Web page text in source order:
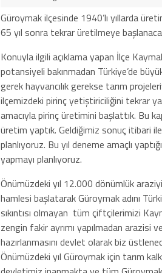
Güroymak ilçesinde 1940’lı yıllarda
65 yıl sonra tekrar üretilmeye
Konuyla ilgili açıklama yapan İlçe
potansiyeli bakınmadan Türkiye’de
gerek hayvancılık gerekse tarım
ilçemizdeki pirinç yetiştiriciliğini tekrar
amacıyla pirinç üretimini başlattık. Bu
üretim yaptık. Geldiğimiz sonuç itibari
planlıyoruz. Bu yıl deneme amaçlı
yapmayı planlıyoruz.
Önümüzdeki yıl 12.000 dönümlük
hamlesi başlatarak Güroymak adını
sıkıntısı olmayan tüm çiftçilerimizi
zengin fakir ayrımı yapılmadan
hazırlanmasını devlet olarak biz
Önümüzdeki yıl Güroymak için tarım